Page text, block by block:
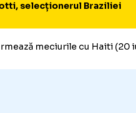
selecționerul Braziliei
meciurile cu Haiti